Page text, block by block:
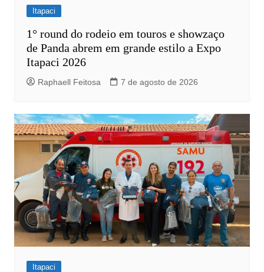
Itapaci
1° round do rodeio em touros e showzaço
de Panda abrem em grande estilo a Expo
Itapaci 2026
Raphaell Feitosa 7 de agosto de 2026
Itapaci